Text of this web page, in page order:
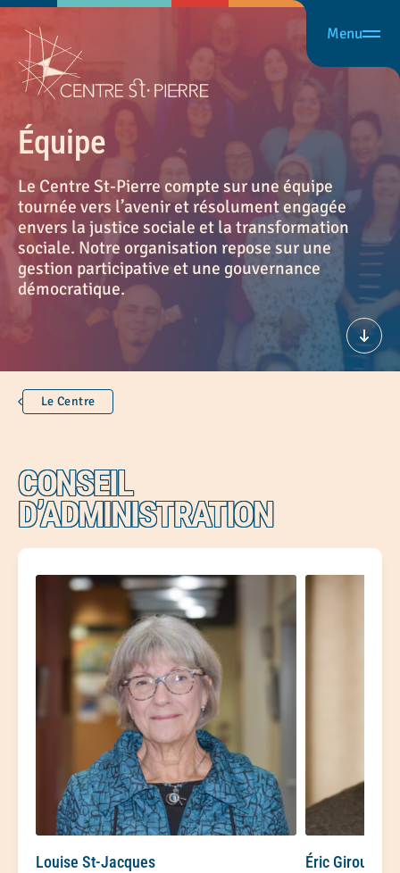
Menu
Équipe
Le Centre St-Pierre compte sur une équipe
tournée vers l’avenir et résolument engagée
envers la justice sociale et la transformation
sociale. Notre organisation repose sur une
gestion participative et une gouvernance
démocratique.
Le Centre
CONSEIL
D’ADMINISTRATION
Louise St-Jacques
Éric Giroux